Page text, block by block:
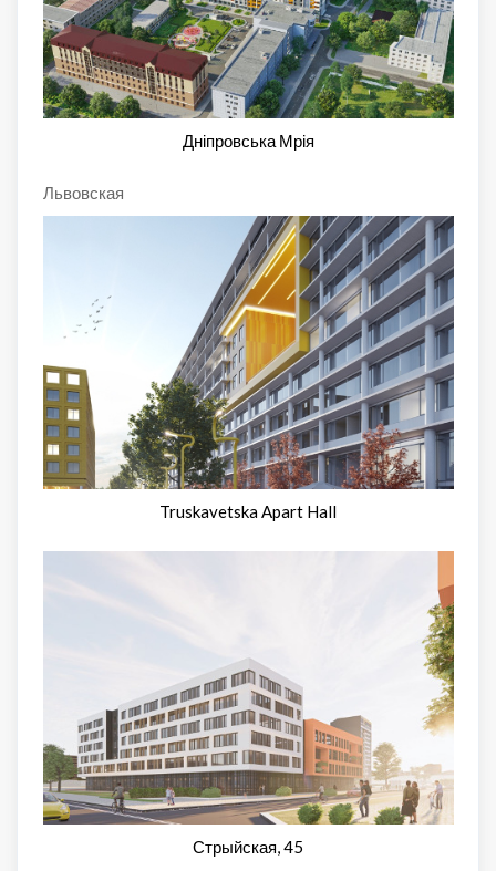
Дніпровська Мрія
Львовская
Truskavetska Apart Hall
Стрыйская, 45